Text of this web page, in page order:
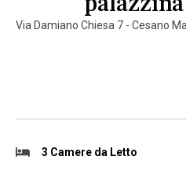
Via Damiano Chiesa 7 - Cesano
3 Camere da Letto